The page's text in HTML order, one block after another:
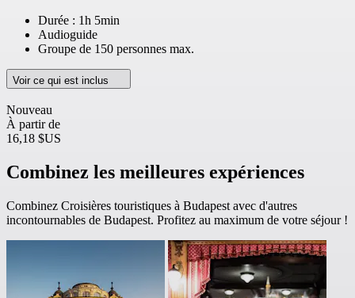
Durée : 1h 5min
Audioguide
Groupe de 150 personnes max.
Voir ce qui est inclus
Nouveau
À partir de
16,18 $US
Combinez les meilleures expériences
Combinez Croisières touristiques à Budapest avec d'autres
incontournables de Budapest. Profitez au maximum de votre séjour !